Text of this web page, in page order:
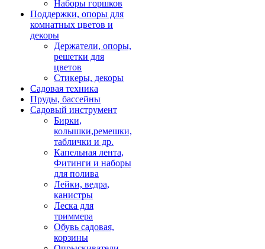
Наборы горшков
Поддержки, опоры для
комнатных цветов и
декоры
Держатели, опоры,
решетки для
цветов
Стикеры, декоры
Садовая техника
Пруды, бассейны
Садовый инструмент
Бирки,
колышки,ремешки,
таблички и др.
Капельная лента,
Фитинги и наборы
для полива
Лейки, ведра,
канистры
Леска для
триммера
Обувь садовая,
корзины